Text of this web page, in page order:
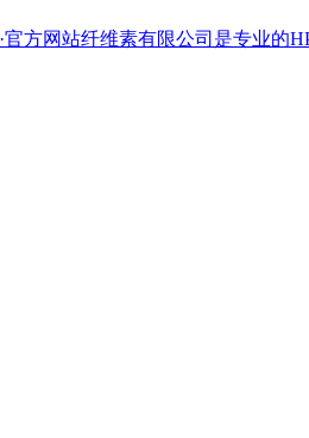
官方网站纤维素有限公司是专业的